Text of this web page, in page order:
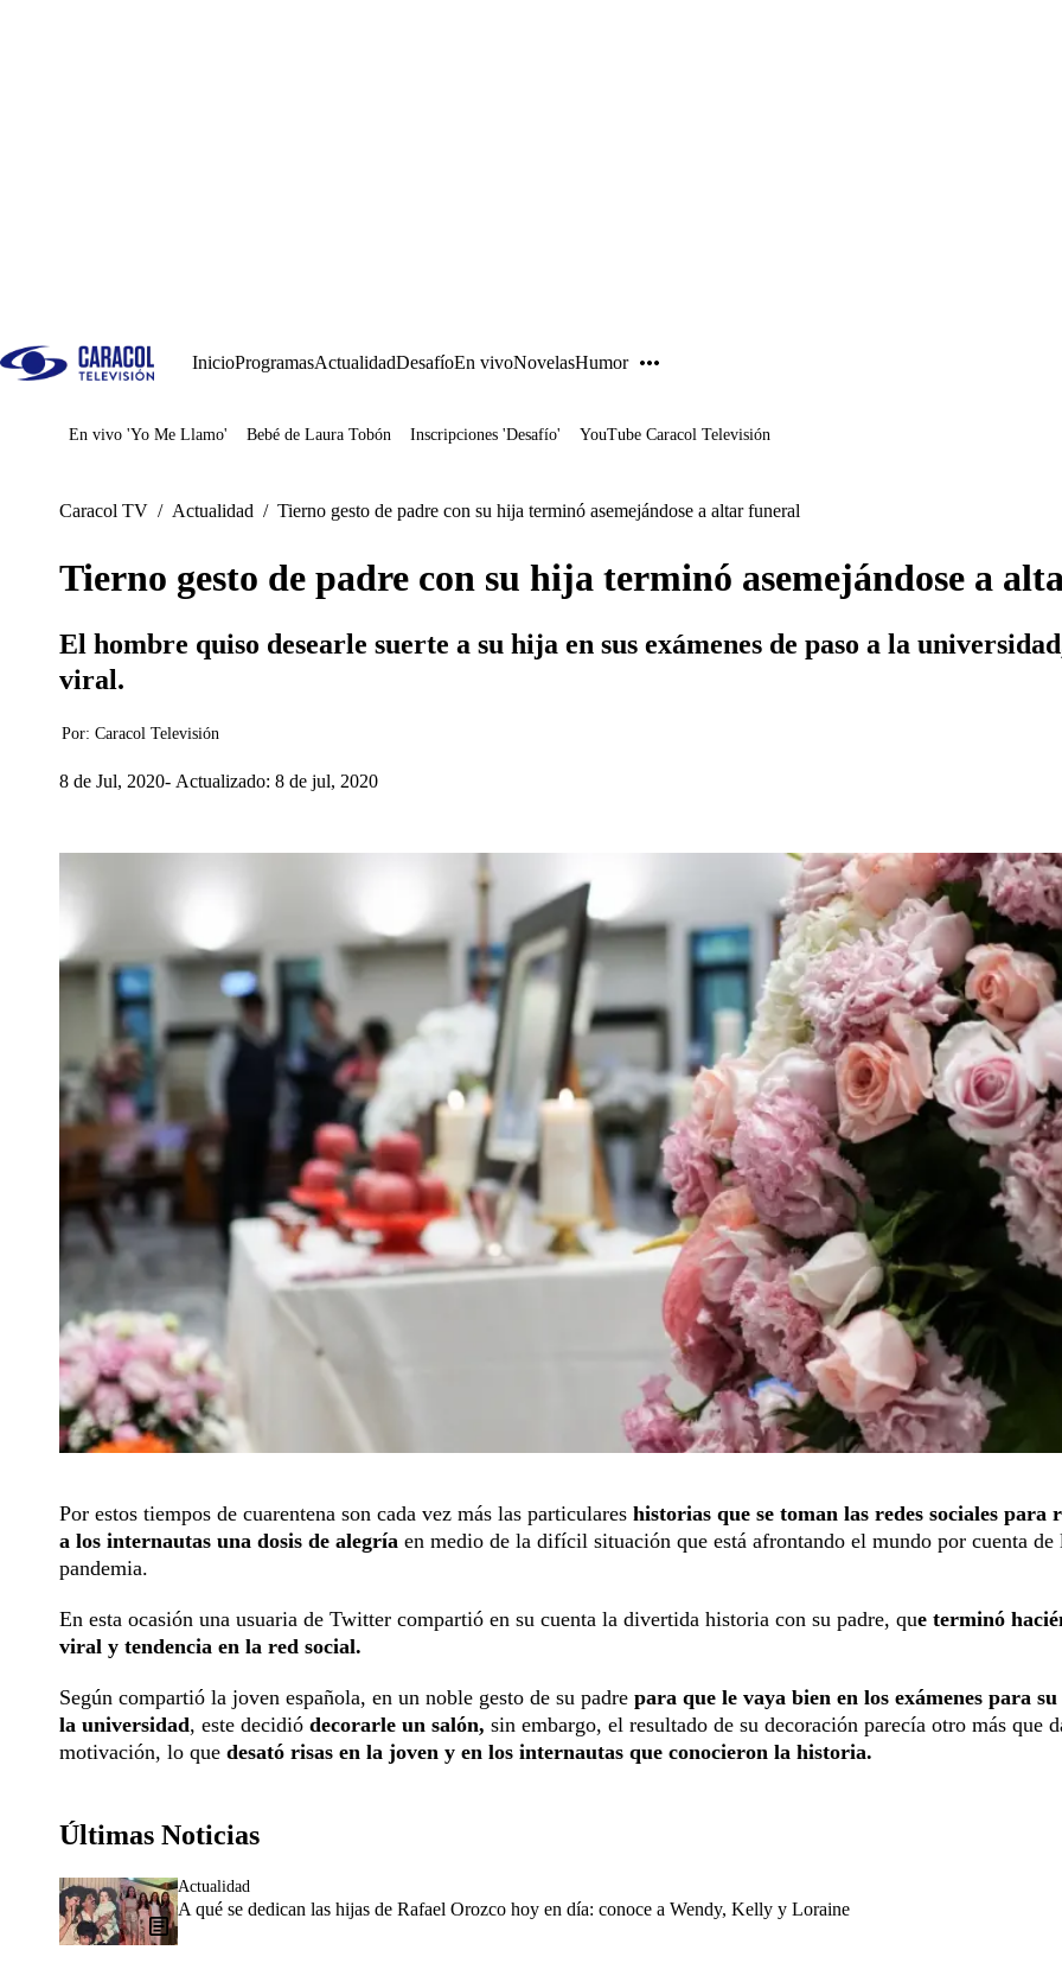
InicioProgramasActualidadDesafíoEn vivoNovelasHumor
Juegos
En vivo 'Yo Me Llamo' Bebé de Laura Tobón Inscripciones 'Desafío' YouTube Caracol Televisión
Caracol TV / Actualidad / Tierno gesto de padre con su hija terminó asemejándose a altar funeral
Tierno gesto de padre con su hija terminó asemejándose a
El hombre quiso desearle suerte a su hija en sus exámenes de paso a la
viral.
Por: Caracol Televisión
8 de Jul, 2020 Actualizado: 8 de jul, 2020
Por estos tiempos de cuarentena son cada vez más las particulares historias que se toman las redes sociales para
a los internautas una dosis de alegría en medio de la difícil situación que está afrontando el mundo por cuenta de
pandemia.
En esta ocasión una usuaria de Twitter compartió en su cuenta la divertida historia con su padre, que terminó
viral y tendencia en la red social.
Según compartió la joven española, en un noble gesto de su padre para que le vaya bien en los exámenes para su
la universidad, este decidió decorarle un salón, sin embargo, el resultado de su decoración parecía otro más que
motivación, lo que desató risas en la joven y en los internautas que conocieron la historia.
Últimas Noticias
Actualidad
A qué se dedican las hijas de Rafael Orozco hoy en día: conoce a Wendy, Kelly y Loraine